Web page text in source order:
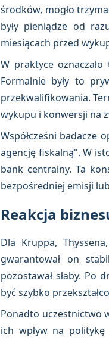
środków, mogło
były pieniądze od
miesiącach przed
W praktyce
Formalnie były to
przekwalifikowania.
wykupu i konwersji na
Współcześni badacze
agencję fiskalną". W
bank centralny. Ta
bezpośredniej emisji
Reakcja
Dla Kruppa,
gwarantował on
pozostawał słaby. Po
być szybko
Ponadto uczestnictwo
ich wpływ na